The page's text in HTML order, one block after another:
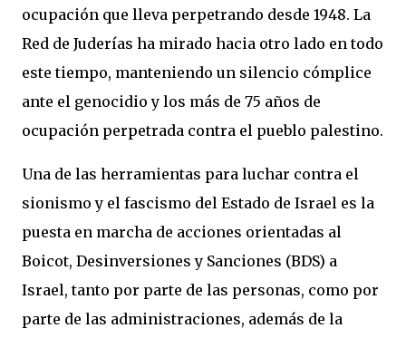
ocupación que lleva perpetrando desde 1948. La
Red de Juderías ha mirado hacia otro lado en todo
este tiempo, manteniendo un silencio cómplice
ante el genocidio y los más de 75 años de
ocupación perpetrada contra el pueblo palestino.
Una de las herramientas para luchar contra el
sionismo y el fascismo del Estado de Israel es la
puesta en marcha de acciones orientadas al
Boicot, Desinversiones y Sanciones (BDS) a
Israel, tanto por parte de las personas, como por
parte de las administraciones, además de la